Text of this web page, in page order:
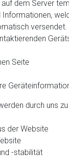
dem Server
Informationen,
Seite
durch uns
der Website
-stabilität